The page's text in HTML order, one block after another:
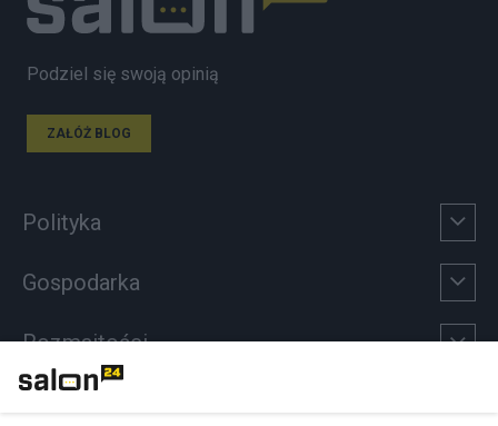
Podziel się swoją opinią
ZAŁÓŻ BLOG
Polityka
Gospodarka
Rozmaitości